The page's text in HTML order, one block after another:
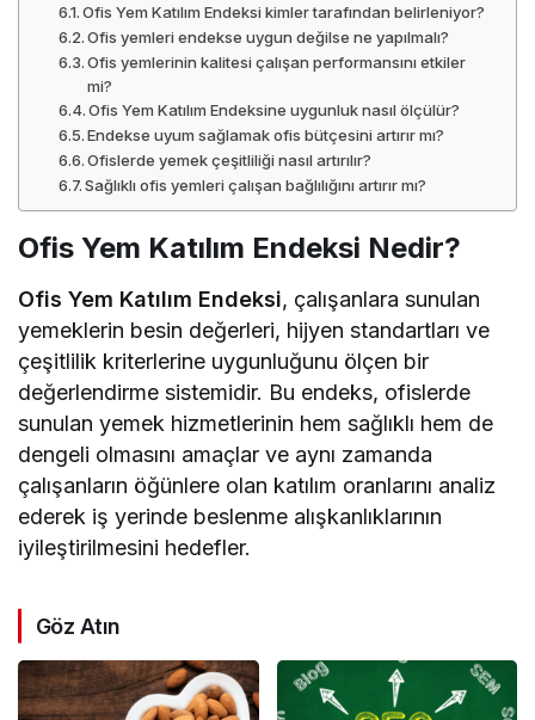
Ofis Yem Katılım Endeksi kimler tarafından belirleniyor?
Ofis yemleri endekse uygun değilse ne yapılmalı?
Ofis yemlerinin kalitesi çalışan performansını etkiler
mi?
Ofis Yem Katılım Endeksine uygunluk nasıl ölçülür?
Endekse uyum sağlamak ofis bütçesini artırır mı?
Ofislerde yemek çeşitliliği nasıl artırılır?
Sağlıklı ofis yemleri çalışan bağlılığını artırır mı?
Ofis Yem Katılım Endeksi Nedir?
Ofis Yem Katılım Endeksi, çalışanlara sunulan
yemeklerin besin değerleri, hijyen standartları ve
çeşitlilik kriterlerine uygunluğunu ölçen bir
değerlendirme sistemidir. Bu endeks, ofislerde
sunulan yemek hizmetlerinin hem sağlıklı hem de
dengeli olmasını amaçlar ve aynı zamanda
çalışanların öğünlere olan katılım oranlarını analiz
ederek iş yerinde beslenme alışkanlıklarının
iyileştirilmesini hedefler.
Göz Atın